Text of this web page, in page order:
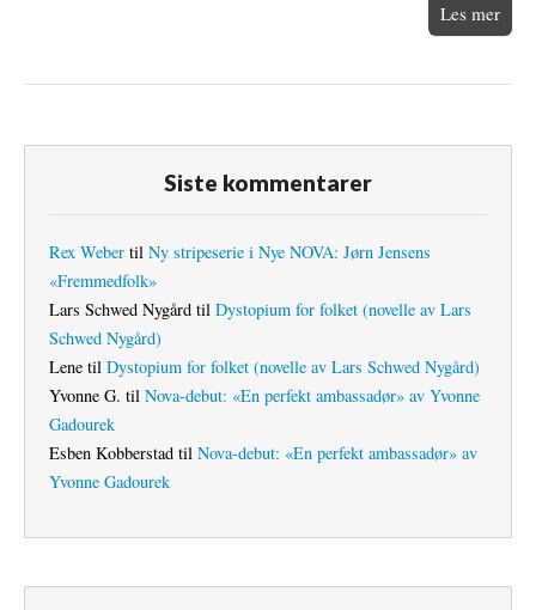
Les mer
Siste kommentarer
Rex Weber til Ny stripeserie i Nye NOVA: Jørn Jensens
«Fremmedfolk»
Lars Schwed Nygård til Dystopium for folket (novelle av Lars
Schwed Nygård)
Lene til Dystopium for folket (novelle av Lars Schwed Nygård)
Yvonne G. til Nova-debut: «En perfekt ambassadør» av Yvonne
Gadourek
Esben Kobberstad til Nova-debut: «En perfekt ambassadør» av
Yvonne Gadourek